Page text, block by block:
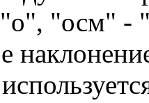
"осм" -